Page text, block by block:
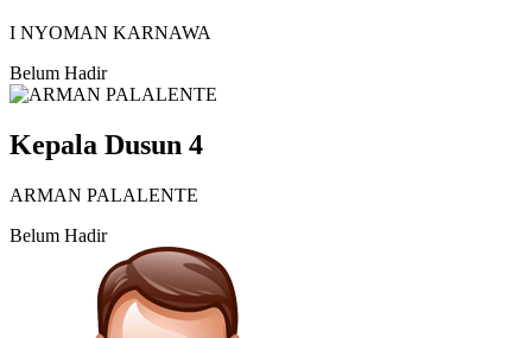
I NYOMAN KARNAWA
Belum Hadir
Kepala Dusun 4
ARMAN PALALENTE
Belum Hadir